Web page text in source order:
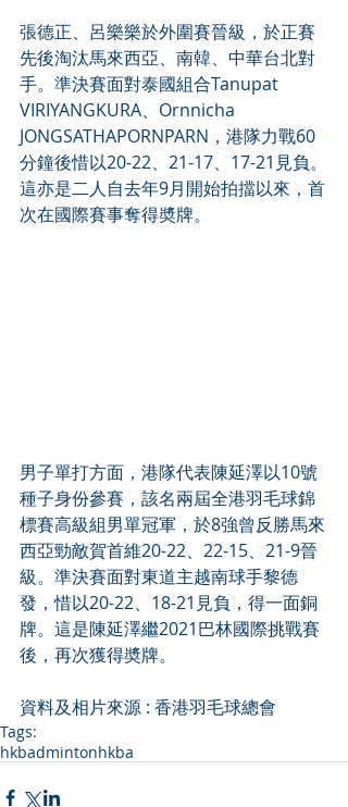
張德正、呂樂樂於外圍賽晉級，於正賽
先後淘汰馬來西亞、南韓、中華台北對
手。準決賽面對泰國組合Tanupat
VIRIYANGKURA、Ornnicha
JONGSATHAPORNPARN，港隊力戰60
分鐘後惜以20-22、21-17、17-21見負。
這亦是二人自去年9月開始拍擋以來，首
次在國際賽事奪得奬牌。
男子單打方面，港隊代表陳延澤以10號
種子身份參賽，該名兩屆全港羽毛球錦
標賽高級組男單冠軍，於8強曾反勝馬來
西亞勁敵賀首維20-22、22-15、21-9晉
級。準決賽面對東道主越南球手黎德
發，惜以20-22、18-21見負，得一面銅
牌。這是陳延澤繼2021巴林國際挑戰賽
後，再次獲得奬牌。
資料及相片來源 : 香港羽毛球總會
Tags:
hkbadmintonhkba